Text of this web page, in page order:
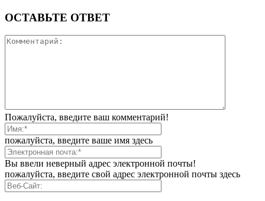
ОСТАВЬТЕ ОТВЕТ
Пожалуйста, введите ваш комментарий!
пожалуйста, введите ваше имя здесь
Вы ввели неверный адрес электронной почты!
пожалуйста, введите свой адрес электронной почты здесь